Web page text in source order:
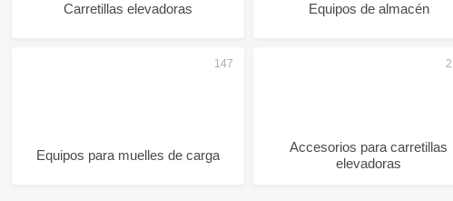
Carretillas elevadoras Equipos de almacén
Equipos para muelles de carga
Accesorios para carretillas
elevadoras